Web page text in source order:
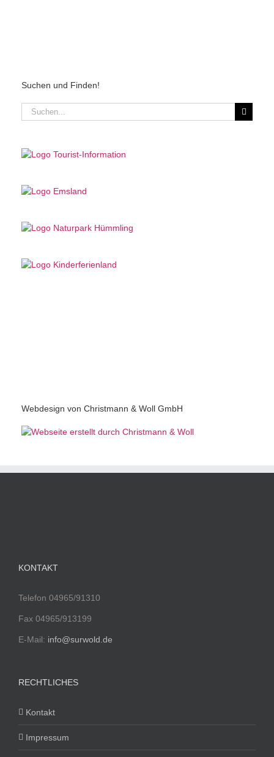
Suchen und Finden!
Suche
nach:
Webdesign von Christmann & Woll GmbH
KONTAKT
Telefon 04965/91310
Fax 04965/913199
E-Mail: info@surwold.de
RECHTLICHES
Kontakt
Impressum